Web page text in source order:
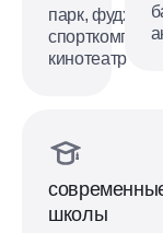
парк, фудхолл,
кинотеатр
школы